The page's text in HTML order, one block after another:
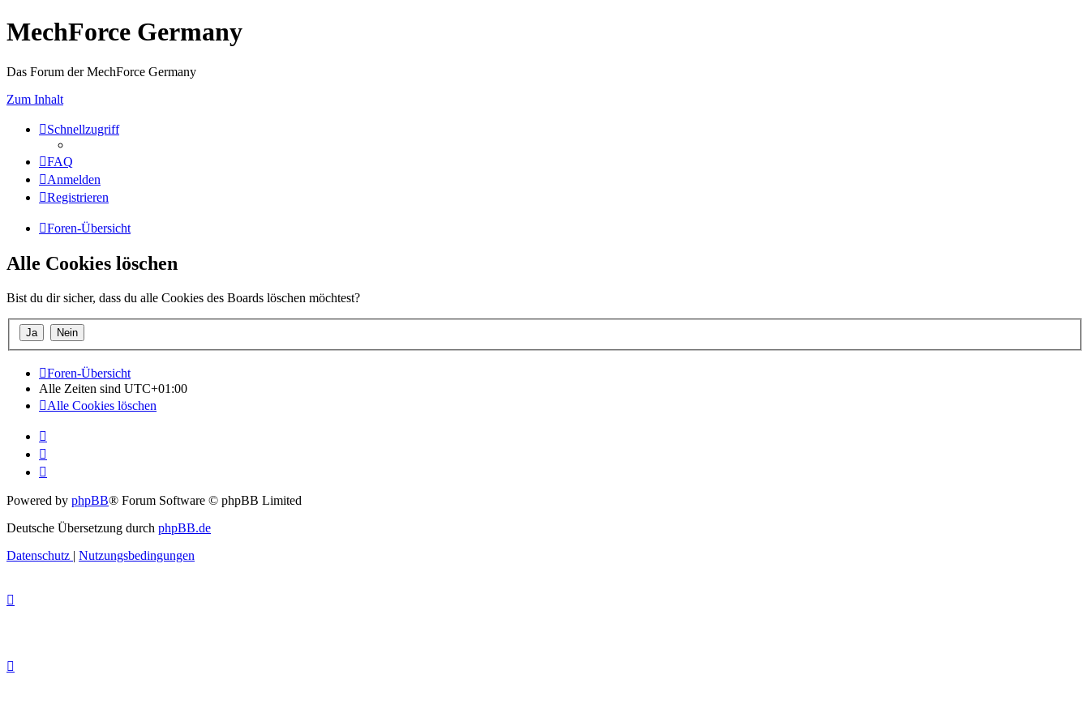
MechForce Germany
Das Forum der MechForce Germany
Zum Inhalt
Schnellzugriff
FAQ
Anmelden
Registrieren
Foren-Übersicht
Alle Cookies löschen
Bist du dir sicher, dass du alle Cookies des Boards löschen möchtest?
Foren-Übersicht
Alle Zeiten sind UTC+01:00
Alle Cookies löschen
Powered by phpBB® Forum Software © phpBB Limited
Deutsche Übersetzung durch phpBB.de
Datenschutz | Nutzungsbedingungen